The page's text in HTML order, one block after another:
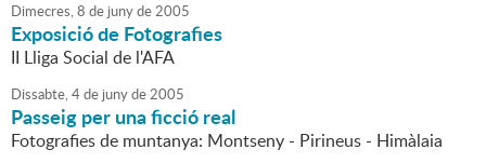
Dimecres,8 de junyde2005
Exposició de Fotografies
II Lliga Social de l'AFA
Dissabte,4de junyde2005
Passeig per una ficció real
Fotografies de muntanya: Montseny - Pirineus - Himàlaia